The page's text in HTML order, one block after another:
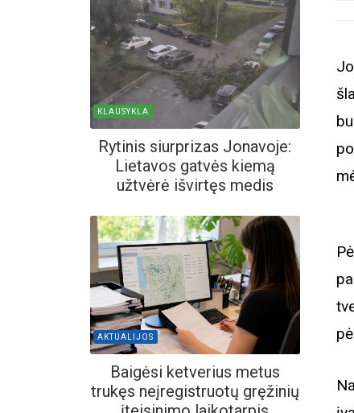
KLAUSYKLA
Rytinis siurprizas Jonavoje:
Lietavos gatvės kiemą
užtvėrė išvirtęs medis
AKTUALIJOS
Baigėsi ketverius metus
trukęs neįregistruotų gręžinių